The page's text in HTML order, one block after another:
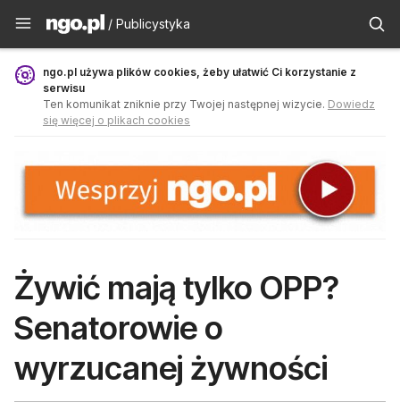
Publicystyka - ngo.pl
/ Publicystyka
ngo.pl używa plików cookies, żeby ułatwić Ci korzystanie z
serwisu
Ten komunikat zniknie przy Twojej następnej wizycie. Dowiedz
się więcej o plikach cookies
Żywić mają tylko OPP?
Senatorowie o
wyrzucanej żywności